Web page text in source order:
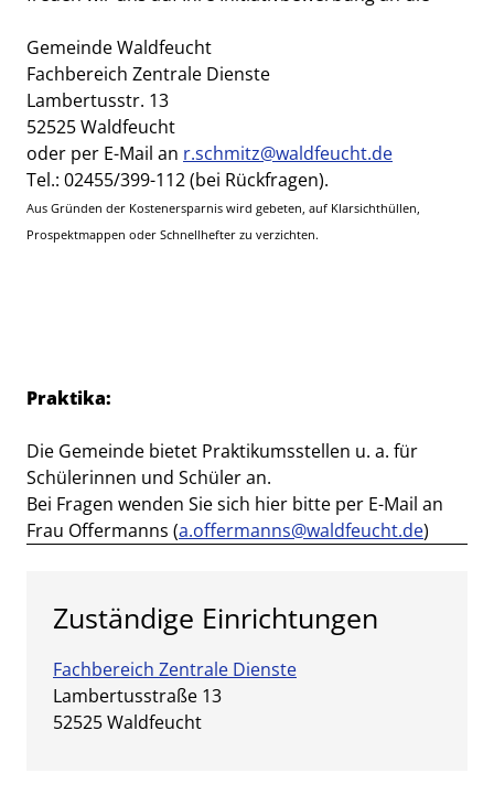
Gemeinde Waldfeucht
Fachbereich Zentrale Dienste
Lambertusstr. 13
52525 Waldfeucht
oder per E-Mail an r.schmitz@waldfeucht.de
Tel.: 02455/399-112 (bei Rückfragen).
Aus Gründen der Kostenersparnis wird gebeten, auf Klarsichthüllen,
Prospektmappen oder Schnellhefter zu verzichten.
Praktika:
Die Gemeinde bietet Praktikumsstellen u. a. für
Schülerinnen und Schüler an.
Bei Fragen wenden Sie sich hier bitte per E-Mail an
Frau Offermanns (a.offermanns@waldfeucht.de)
Zuständige Einrichtungen
Fachbereich Zentrale Dienste
Straße:
Lambertusstraße Hausnummer:
13
PLZ:
52525Ort:
Waldfeucht